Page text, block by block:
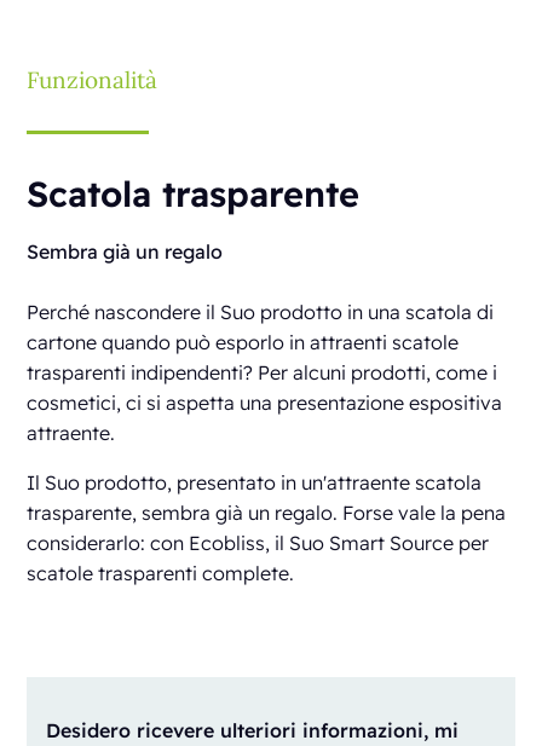
Funzionalità
Scatola trasparente
Sembra già un regalo
Perché nascondere il Suo prodotto in una scatola di
cartone quando può esporlo in attraenti scatole
trasparenti indipendenti? Per alcuni prodotti, come i
cosmetici, ci si aspetta una presentazione espositiva
attraente.
Il Suo prodotto, presentato in un'attraente scatola
trasparente, sembra già un regalo. Forse vale la pena
considerarlo: con Ecobliss, il Suo Smart Source per
scatole trasparenti complete.
Desidero ricevere ulteriori informazioni, mi